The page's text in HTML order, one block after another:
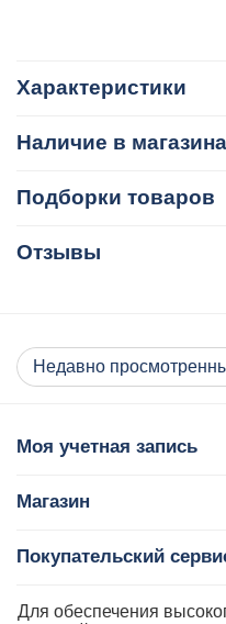
Характеристики
Наличие в
Подборки товаров
Отзывы
Недавно
Моя учетная запись
Магазин
Покупательский
Контакты
Для обеспечения